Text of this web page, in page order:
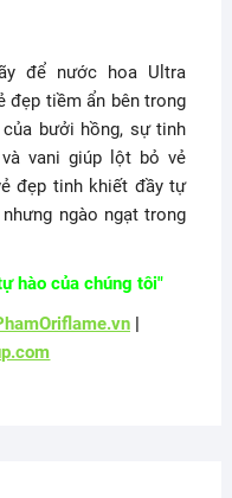
để nước hoa Ultra
đẹp tiềm ẩn bên trong
bưởi hồng, sự tinh
vani giúp lột bỏ vẻ
đẹp tinh khiết đầy tự
ngào ngạt trong
hào của chúng tôi"
|